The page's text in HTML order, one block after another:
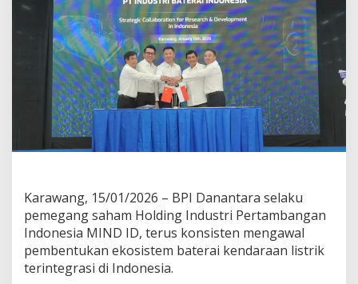
u
r
e
S
e
l
e
s
a
n
s
t
a
l
a
Karawang, 15/01/2026 – BPI Danantara selaku
pemegang saham Holding Industri Pertambangan
Indonesia MIND ID, terus konsisten mengawal
pembentukan ekosistem baterai kendaraan listrik
terintegrasi di Indonesia.